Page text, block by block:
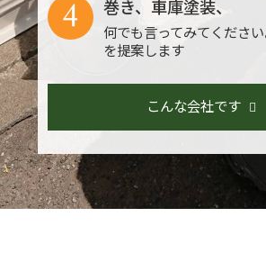
巻き、車庫塗装、
何でも言ってみてくださ
を提案します
4
こんな会社です